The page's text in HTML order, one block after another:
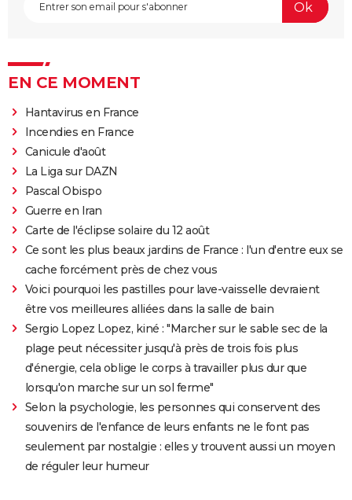
EN CE MOMENT
Hantavirus en France
Incendies en France
Canicule d'août
La Liga sur DAZN
Pascal Obispo
Guerre en Iran
Carte de l'éclipse solaire du 12 août
Ce sont les plus beaux jardins de France : l'un d'entre eux se
cache forcément près de chez vous
Voici pourquoi les pastilles pour lave-vaisselle devraient
être vos meilleures alliées dans la salle de bain
Sergio Lopez Lopez, kiné : "Marcher sur le sable sec de la
plage peut nécessiter jusqu'à près de trois fois plus
d'énergie, cela oblige le corps à travailler plus dur que
lorsqu'on marche sur un sol ferme"
Selon la psychologie, les personnes qui conservent des
souvenirs de l'enfance de leurs enfants ne le font pas
seulement par nostalgie : elles y trouvent aussi un moyen
de réguler leur humeur